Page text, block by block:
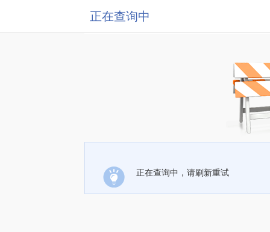
正在查询中
正在查询中，请刷新重试